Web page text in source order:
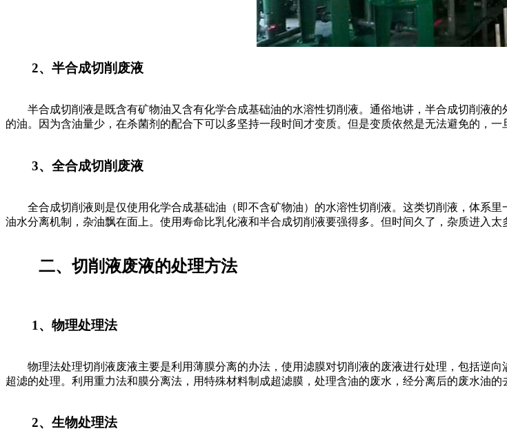
2、半合成切削废液
半合成切削液是既含有矿物油又含有化学合成基础油的水溶性切削液。通俗地讲，半合成切削液的
的油。因为含油量少，在杀菌剂的配合下可以多坚持一段时间才变质。但是变质依然是无法避免的，一
3、全合成切削废液
全合成切削液则是仅使用化学合成基础油（即不含矿物油）的水溶性切削液。这类切削液，体系里
油水分离机制，杂油飘在面上。使用寿命比乳化液和半合成切削液要强得多。但时间久了，杂质进入太
二、切削液废液的处理方法
1、物理处理法
物理法处理切削液废液主要是利用薄膜分离的办法，使用滤膜对切削液的废液进行处理，包括逆向
超滤的处理。利用重力法和膜分离法，用特殊材料制成超滤膜，处理含油的废水，经分离后的废水油的
2、生物处理法